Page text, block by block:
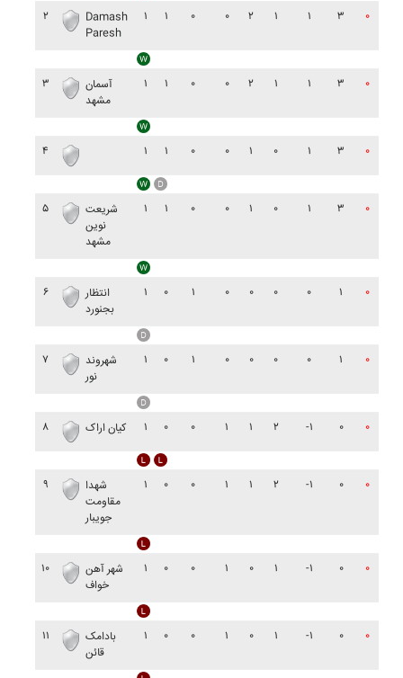
۲
Damash
Paresh
۱ ۱ ۰ ۰ ۲ ۱ ۱ ۳ ۰
۳
آسمان
مشهد
۱ ۱ ۰ ۰ ۲ ۱ ۱ ۳ ۰
۴ ۱ ۱ ۰ ۰ ۱ ۰ ۱ ۳ ۰
۵
شريعت
نوين
مشهد
۱ ۱ ۰ ۰ ۱ ۰ ۱ ۳ ۰
۶
انتظار
بجنورد
۱ ۰ ۱ ۰ ۰ ۰ ۰ ۱ ۰
۷
شهروند
نور
۱ ۰ ۱ ۰ ۰ ۰ ۰ ۱ ۰
۸ کيان اراک ۱ ۰ ۰ ۱ ۱ ۲ -۱ ۰ ۰
۹
شهدا
مقاومت
جويبار
۱ ۰ ۰ ۱ ۱ ۲ -۱ ۰ ۰
۱۰
شهر آهن
خواف
۱ ۰ ۰ ۱ ۰ ۱ -۱ ۰ ۰
۱۱
بادامک
قائن
۱ ۰ ۰ ۱ ۰ ۱ -۱ ۰ ۰